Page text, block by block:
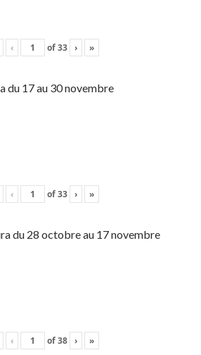
‹ of33 › »
du 17 au 30 novembre
‹ of33 › »
du 28 octobre au 17 novembre
‹ of38 › »